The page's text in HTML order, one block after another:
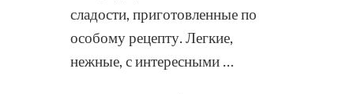
сладости, приготовленные по
особому рецепту. Легкие,
нежные, с интересными …